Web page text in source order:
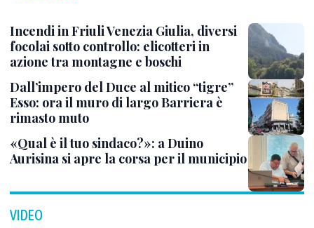
Incendi in Friuli Venezia Giulia, diversi
focolai sotto controllo: elicotteri in
azione tra montagne e boschi
Dall’impero del Duce al mitico “tigre”
Esso: ora il muro di largo Barriera è
rimasto muto
«Qual è il tuo sindaco?»: a Duino
Aurisina si apre la corsa per il municipio
VIDEO